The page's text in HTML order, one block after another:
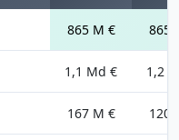
865 M € 865
1,1 Md € 1,2
167 M € 120